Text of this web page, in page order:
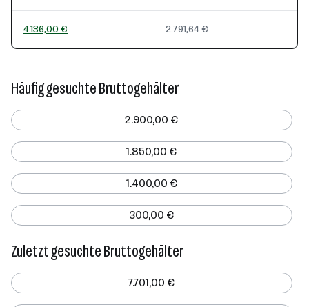
4.136,00 € 2.791,64 €
Häufig gesuchte Bruttogehälter
2.900,00 €
1.850,00 €
1.400,00 €
300,00 €
Zuletzt gesuchte Bruttogehälter
7.701,00 €